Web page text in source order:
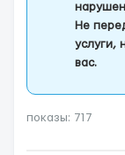
Не
услуги,
вас.
показы: 717